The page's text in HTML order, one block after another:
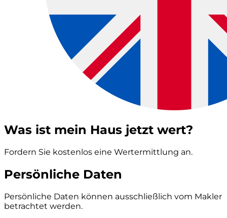
Was ist mein Haus jetzt wert?
Fordern Sie kostenlos eine Wertermittlung an.
Persönliche Daten
Persönliche Daten können ausschließlich vom Makler
betrachtet werden.